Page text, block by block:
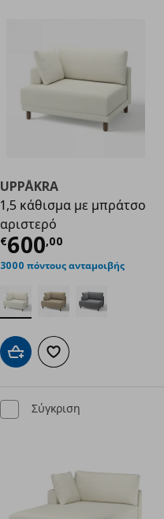
€ 149,00
UPPÅKRA
1,5 κάθισμα με μπράτσο
αριστερό
€600,00
Τρέχουσα
3000 πόντους ανταμοιβής
Προσθήκη στο καλάθι
Προσθήκη στα
Σύγκριση